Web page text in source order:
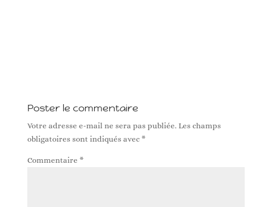
Poster le commentaire
Votre adresse e-mail ne sera pas publiée. Les champs
obligatoires sont indiqués avec *
Commentaire *